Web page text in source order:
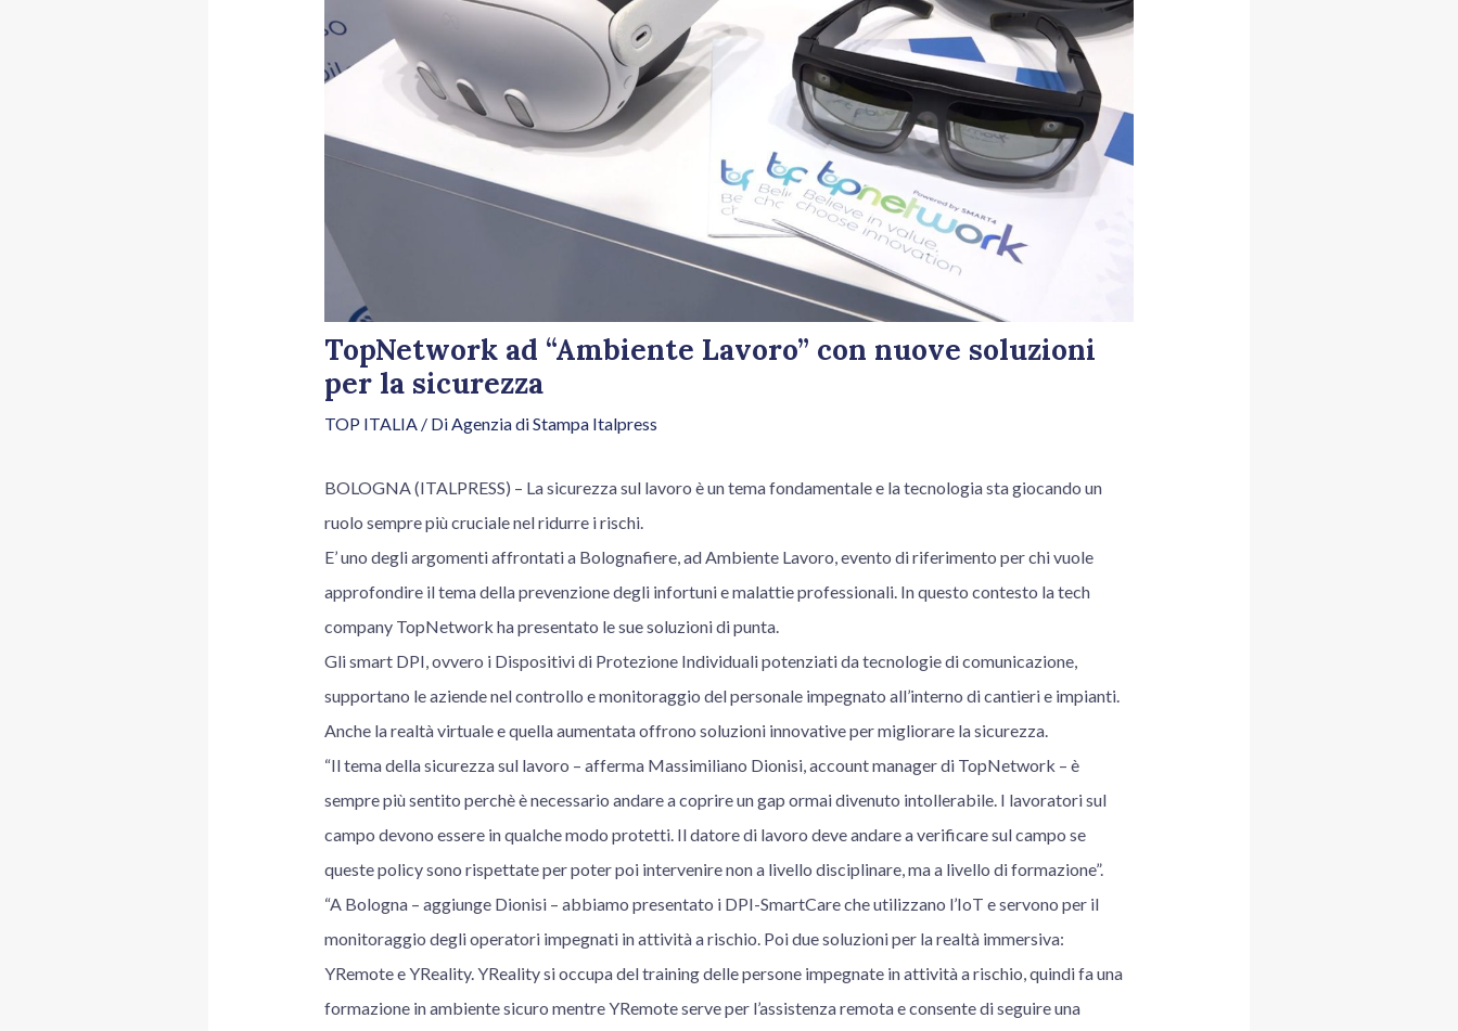
TopNetwork ad “Ambiente Lavoro” con nuove soluzioni
per la sicurezza
TOP ITALIA/ DiAgenzia di Stampa Italpress
BOLOGNA (ITALPRESS) – La sicurezza sul lavoro è un tema fondamentale e la tecnologia sta giocando un
ruolo sempre più cruciale nel ridurre i rischi.
E’ uno degli argomenti affrontati a Bolognafiere, ad Ambiente Lavoro, evento di riferimento per chi vuole
approfondire il tema della prevenzione degli infortuni e malattie professionali. In questo contesto la tech
company TopNetwork ha presentato le sue soluzioni di punta.
Gli smart DPI, ovvero i Dispositivi di Protezione Individuali potenziati da tecnologie di comunicazione,
supportano le aziende nel controllo e monitoraggio del personale impegnato all’interno di cantieri e impianti.
Anche la realtà virtuale e quella aumentata offrono soluzioni innovative per migliorare la sicurezza.
“Il tema della sicurezza sul lavoro – afferma Massimiliano Dionisi, account manager di TopNetwork – è
sempre più sentito perchè è necessario andare a coprire un gap ormai divenuto intollerabile. I lavoratori sul
campo devono essere in qualche modo protetti. Il datore di lavoro deve andare a verificare sul campo se
queste policy sono rispettate per poter poi intervenire non a livello disciplinare, ma a livello di formazione”.
“A Bologna – aggiunge Dionisi – abbiamo presentato i DPI-SmartCare che utilizzano l’IoT e servono per il
monitoraggio degli operatori impegnati in attività a rischio. Poi due soluzioni per la realtà immersiva:
YRemote e YReality. YReality si occupa del training delle persone impegnate in attività a rischio, quindi fa una
formazione in ambiente sicuro mentre YRemote serve per l’assistenza remota e consente di seguire una